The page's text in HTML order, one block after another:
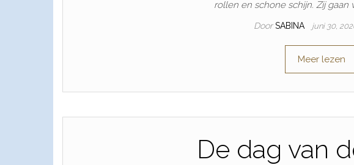
rollen en schone schijn. Zij gaan
Door SABINA juni 30,
Meer lezen
De dag van